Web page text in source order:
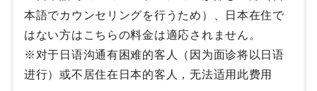
本語でカウンセリングを行うため）、日本在住で
はない方はこちらの料金は適応されません。
※对于日语沟通有困难的客人（因为面诊将以日语
进行）或不居住在日本的客人，无法适用此费用